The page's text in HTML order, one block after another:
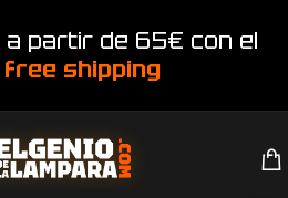
a partir de 65€ con el
free shipping